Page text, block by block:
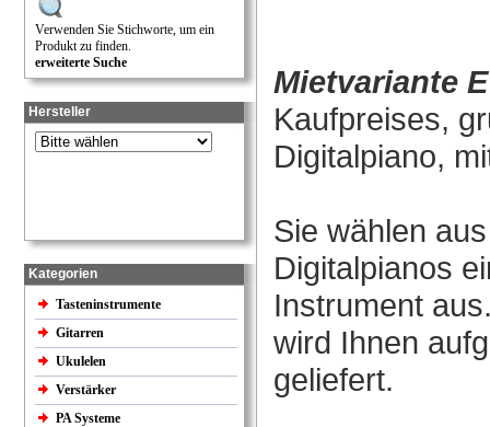
Verwenden Sie Stichworte, um ein
Produkt zu finden.
erweiterte Suche
Hersteller
Kategorien
Tasteninstrumente
Gitarren
Ukulelen
Verstärker
PA Systeme
Mietvariante
Kaufpreises,
Digitalpiano,
Sie wählen
Digitalpianos
Instrument
wird Ihnen
geliefert.